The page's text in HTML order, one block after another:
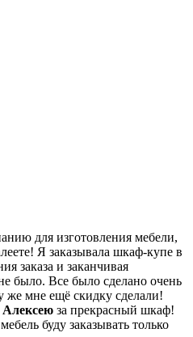
для изготовления мебели,
Я заказывала шкаф-купе в
заказа и заканчивая
было. Все было сделано очень
же мне ещё скидку сделали!
Алексею за прекрасный шкаф!
буду заказывать только